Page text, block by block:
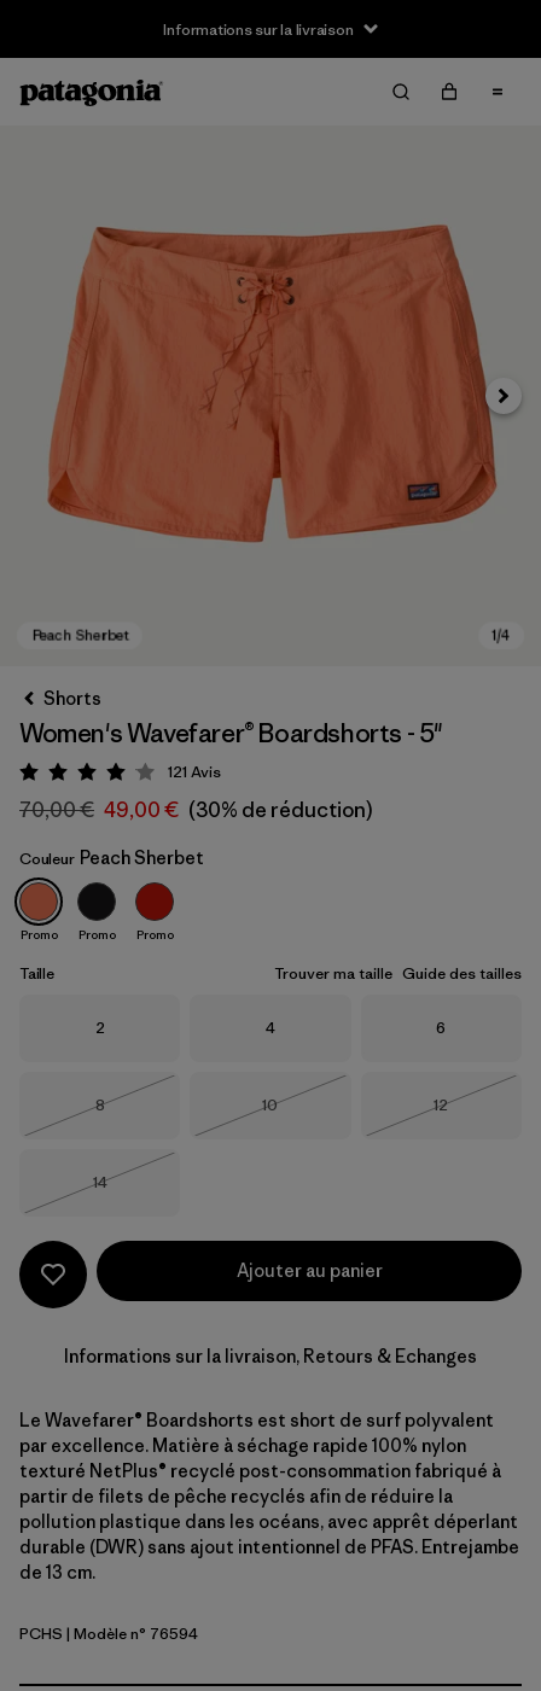
Informations sur la livraison
Peach Sherbet
Shorts
Women's Wavefarer® Boardshorts - 5"
Évaluation: 4 / 5
121 Avis
70,00 € 49,00 € (30% de réduction)
Couleur Peach Sherbet
Promo Promo Promo
Taille Trouver ma taille Guide des tailles
Taille
2 Taille
4 Taille
6
Taille
8
Taille
10
Taille
12
Taille
14
Ajouter au panier
Informations sur la livraison, Retours & Echanges
Le Wavefarer® Boardshorts est short de surf polyvalent
par excellence. Matière à séchage rapide 100% nylon
texturé NetPlus® recyclé post-consommation fabriqué à
partir de filets de pêche recyclés afin de réduire la
pollution plastique dans les océans, avec apprêt déperlant
durable (DWR) sans ajout intentionnel de PFAS. Entrejambe
de 13 cm.
Peach Sherbet
PCHS | Modèle n° 76594